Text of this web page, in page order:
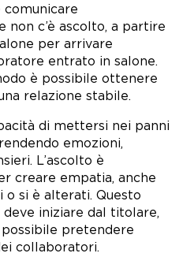
comunicare
non c’è ascolto, a partire
per arrivare
entrato in salone.
è possibile ottenere
relazione stabile.
di mettersi nei panni
emozioni,
L’ascolto è
creare empatia, anche
o si è alterati. Questo
iniziare dal titolare,
pretendere
collaboratori.